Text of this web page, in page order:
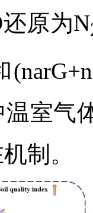
原为N
室气
制。